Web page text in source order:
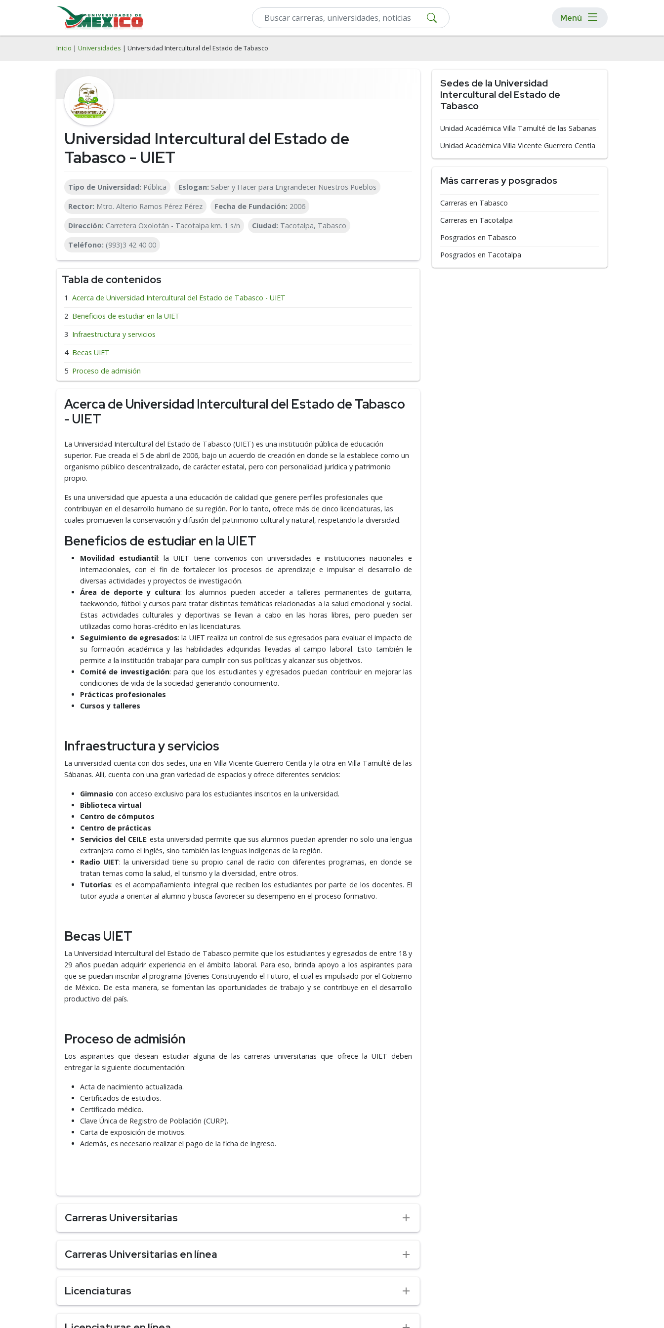
Menú
Inicio | Universidades | Universidad Intercultural del Estado de Tabasco
Universidad Intercultural del Estado de
Tabasco - UIET
Tipo de Universidad: Pública Eslogan: Saber y Hacer para Engrandecer Nuestros Pueblos
Rector: Mtro. Alterio Ramos Pérez Pérez Fecha de Fundación: 2006
Dirección: Carretera Oxolotán - Tacotalpa km. 1 s/n Ciudad: Tacotalpa, Tabasco
Teléfono: (993)3 42 40 00
Tabla de contenidos
Acerca de Universidad Intercultural del Estado de Tabasco - UIET
Beneficios de estudiar en la UIET
Infraestructura y servicios
Becas UIET
Proceso de admisión
Acerca de Universidad Intercultural del Estado de Tabasco
- UIET
La Universidad Intercultural del Estado de Tabasco (UIET) es una institución pública de educación
superior. Fue creada el 5 de abril de 2006, bajo un acuerdo de creación en donde se la establece como un
organismo público descentralizado, de carácter estatal, pero con personalidad jurídica y patrimonio
propio.
Es una universidad que apuesta a una educación de calidad que genere perfiles profesionales que
contribuyan en el desarrollo humano de su región. Por lo tanto, ofrece más de cinco licenciaturas, las
cuales promueven la conservación y difusión del patrimonio cultural y natural, respetando la diversidad.
Beneficios de estudiar en la UIET
Movilidad estudiantil: la UIET tiene convenios con universidades e instituciones nacionales e
internacionales, con el fin de fortalecer los procesos de aprendizaje e impulsar el desarrollo de
diversas actividades y proyectos de investigación.
Área de deporte y cultura: los alumnos pueden acceder a talleres permanentes de guitarra,
taekwondo, fútbol y cursos para tratar distintas temáticas relacionadas a la salud emocional y social.
Estas actividades culturales y deportivas se llevan a cabo en las horas libres, pero pueden ser
utilizadas como horas-crédito en las licenciaturas.
Seguimiento de egresados: la UIET realiza un control de sus egresados para evaluar el impacto de
su formación académica y las habilidades adquiridas llevadas al campo laboral. Esto también le
permite a la institución trabajar para cumplir con sus políticas y alcanzar sus objetivos.
Comité de investigación: para que los estudiantes y egresados puedan contribuir en mejorar las
condiciones de vida de la sociedad generando conocimiento.
Prácticas profesionales
Cursos y talleres
Infraestructura y servicios
La universidad cuenta con dos sedes, una en Villa Vicente Guerrero Centla y la otra en Villa Tamulté de las
Sábanas. Allí, cuenta con una gran variedad de espacios y ofrece diferentes servicios:
Gimnasio con acceso exclusivo para los estudiantes inscritos en la universidad.
Biblioteca virtual
Centro de cómputos
Centro de prácticas
Servicios del CEILE: esta universidad permite que sus alumnos puedan aprender no solo una lengua
extranjera como el inglés, sino también las lenguas indígenas de la región.
Radio UIET: la universidad tiene su propio canal de radio con diferentes programas, en donde se
tratan temas como la salud, el turismo y la diversidad, entre otros.
Tutorías: es el acompañamiento integral que reciben los estudiantes por parte de los docentes. El
tutor ayuda a orientar al alumno y busca favorecer su desempeño en el proceso formativo.
Becas UIET
La Universidad Intercultural del Estado de Tabasco permite que los estudiantes y egresados de entre 18 y
29 años puedan adquirir experiencia en el ámbito laboral. Para eso, brinda apoyo a los aspirantes para
que se puedan inscribir al programa Jóvenes Construyendo el Futuro, el cual es impulsado por el Gobierno
de México. De esta manera, se fomentan las oportunidades de trabajo y se contribuye en el desarrollo
productivo del país.
Proceso de admisión
Los aspirantes que desean estudiar alguna de las carreras universitarias que ofrece la UIET deben
entregar la siguiente documentación:
Acta de nacimiento actualizada.
Certificados de estudios.
Certificado médico.
Clave Única de Registro de Población (CURP).
Carta de exposición de motivos.
Además, es necesario realizar el pago de la ficha de ingreso.
Carreras Universitarias
Carreras Universitarias en línea
Licenciaturas
Sedes de la Universidad
Intercultural del Estado de
Tabasco
Unidad Académica Villa Tamulté de las Sabanas
Unidad Académica Villa Vicente Guerrero Centla
Más carreras y posgrados
Carreras en Tabasco
Carreras en Tacotalpa
Posgrados en Tabasco
Posgrados en Tacotalpa